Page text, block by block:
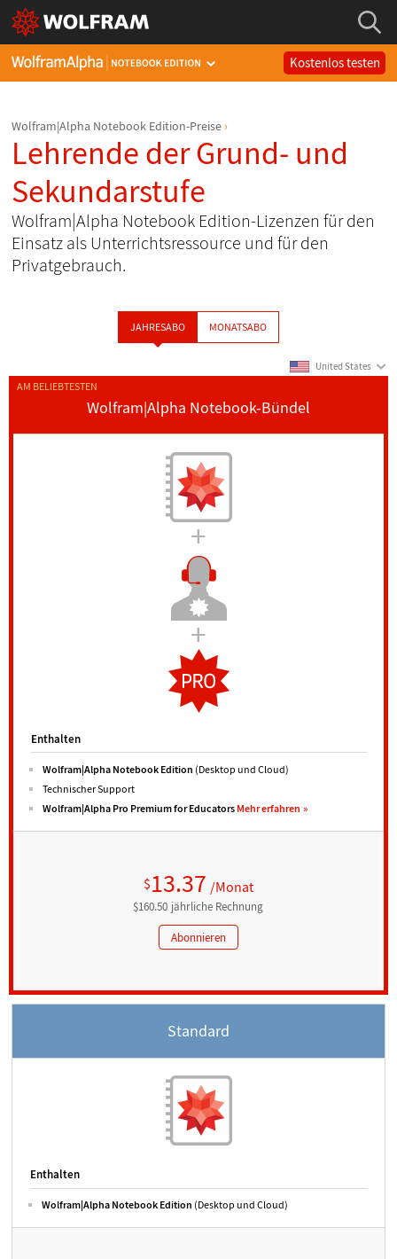
Kostenlos testen
Wolfram|Alpha Notebook Edition-Preise
Lehrende der Grund- und
Sekundarstufe
Wolfram|Alpha Notebook Edition-Lizenzen für den
Einsatz als Unterrichtsressource und für den
Privatgebrauch.
JAHRESABO MONATSABO
United States
Standard
Enthalten
Wolfram|Alpha Notebook Edition (Desktop und Cloud)
Wolfram|Alpha Notebook-Bündel
Enthalten
Wolfram|Alpha Notebook Edition (Desktop und Cloud)
Technischer Support
Wolfram|Alpha Pro Premium for Educators Mehr erfahren
$13.37 /Monat
$160.50 jährliche Rechnung
Abonnieren